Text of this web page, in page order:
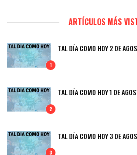
ARTÍCULOS MÁS
1
TAL DÍA COMO HOY 2 DE
2
TAL DÍA COMO HOY 1 DE
3
TAL DÍA COMO HOY 3 DE